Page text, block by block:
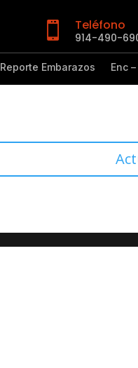
 Teléfono
914-490-
Reporte Embarazos Enc